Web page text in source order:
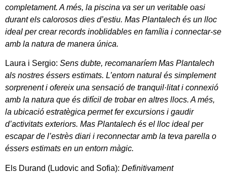
completament. A més, la piscina va ser un veritable oasi
durant els calorosos dies d’estiu. Mas Plantalech és un lloc
ideal per crear records inoblidables en família i connectar-se
amb la natura de manera única.
Laura i Sergio: Sens dubte, recomanaríem Mas Plantalech
als nostres éssers estimats. L’entorn natural és simplement
sorprenent i ofereix una sensació de tranquil·litat i connexió
amb la natura que és difícil de trobar en altres llocs. A més,
la ubicació estratègica permet fer excursions i gaudir
d’activitats exteriors. Mas Plantalech és el lloc ideal per
escapar de l’estrès diari i reconnectar amb la teva parella o
éssers estimats en un entorn màgic.
Els Durand (Ludovic and Sofia): Definitivament